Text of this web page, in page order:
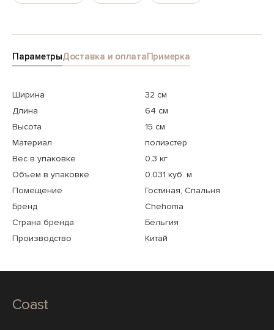
ПараметрыДоставка и оплатаПримерка
Ширина
32 см
Длина
64 см
Высота
15 см
Материал
полиэстер
Вес в упаковке
0.3 кг
Объем в упаковке
0.031 куб. м
Помещение
Гостиная, Спальня
Бренд
Chehoma
Страна бренда
Бельгия
Производство
Китай
Coast